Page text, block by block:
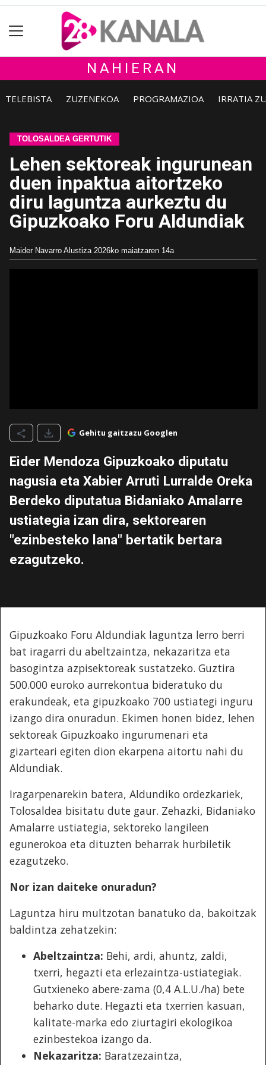
NAHIERAN
TELEBISTA ZUZENEKOA PROGRAMAZIOA IRRATIA
TOLOSALDEA GERTUTIK
Lehen sektoreak ingurunean
duen inpaktua aitortzeko
diru laguntza aurkeztu du
Gipuzkoako Foru Aldundiak
Maider Navarro Alustiza 2026ko maiatzaren 14a
Gehitu gaitzazu Googlen
Eider Mendoza Gipuzkoako diputatu
nagusia eta Xabier Arruti Lurralde Oreka
Berdeko diputatua Bidaniako Amalarre
ustiategia izan dira, sektorearen
"ezinbesteko lana" bertatik bertara
ezagutzeko.
Gipuzkoako Foru Aldundiak laguntza lerro berri
bat iragarri du abeltzaintza, nekazaritza eta
basogintza azpisektoreak sustatzeko. Guztira
500.000 euroko aurrekontua bideratuko du
erakundeak, eta gipuzkoako 700 ustiategi inguru
izango dira onuradun. Ekimen honen bidez, lehen
sektoreak Gipuzkoako ingurumenari eta
gizarteari egiten dion ekarpena aitortu nahi du
Aldundiak.
Iragarpenarekin batera, Aldundiko ordezkariek,
Tolosaldea bisitatu dute gaur. Zehazki, Bidaniako
Amalarre ustiategia, sektoreko langileen
egunerokoa eta dituzten beharrak hurbiletik
ezagutzeko.
Nor izan daiteke onuradun?
Laguntza hiru multzotan banatuko da, bakoitzak
baldintza zehatzekin:
Abeltzaintza: Behi, ardi, ahuntz, zaldi,
txerri, hegazti eta erlezaintza-ustiategiak.
Gutxieneko abere-zama (0,4 A.L.U./ha) bete
beharko dute. Hegazti eta txerrien kasuan,
kalitate-marka edo ziurtagiri ekologikoa
ezinbestekoa izango da.
Nekazaritza: Baratzezaintza,